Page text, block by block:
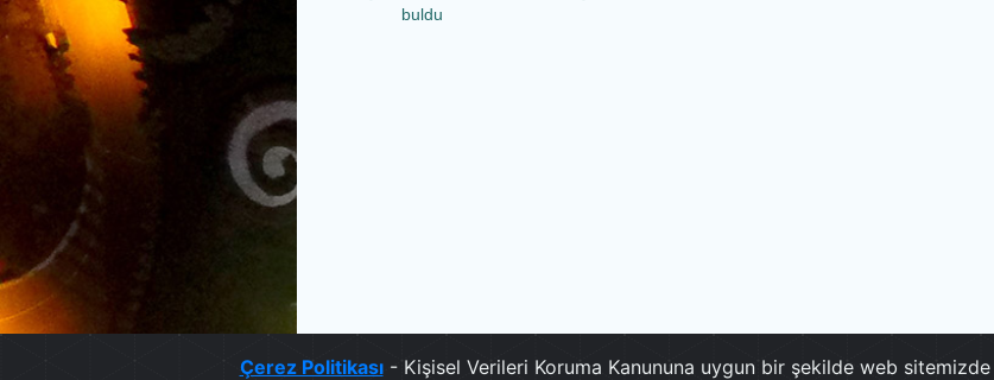
buldu
Çerez Politikası- Kişisel Verileri Koruma Kanununa uygun bir şekilde web sitemizde